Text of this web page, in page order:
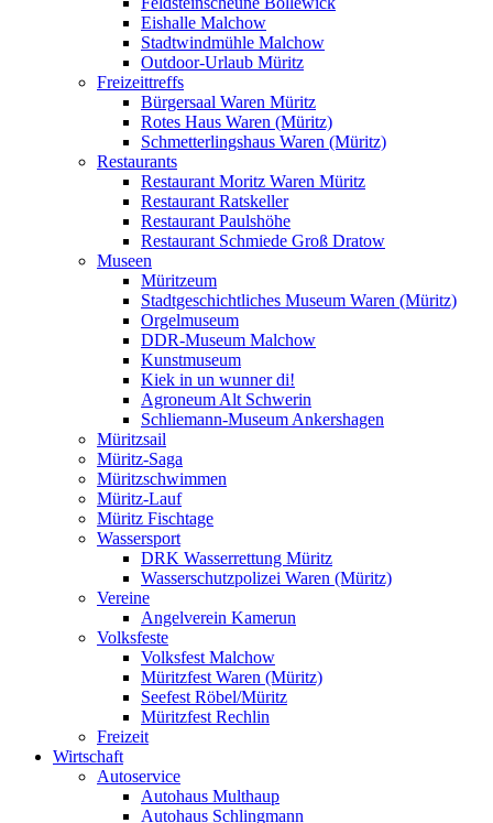
Eishalle Malchow
Stadtwindmühle Malchow
Outdoor-Urlaub Müritz
Freizeittreffs
Bürgersaal Waren Müritz
Rotes Haus Waren (Müritz)
Schmetterlingshaus Waren (Müritz)
Restaurants
Restaurant Moritz Waren Müritz
Restaurant Ratskeller
Restaurant Paulshöhe
Restaurant Schmiede Groß Dratow
Museen
Müritzeum
Stadtgeschichtliches Museum Waren (Müritz)
Orgelmuseum
DDR-Museum Malchow
Kunstmuseum
Kiek in un wunner di!
Agroneum Alt Schwerin
Schliemann-Museum Ankershagen
Müritzsail
Müritz-Saga
Müritzschwimmen
Müritz-Lauf
Müritz Fischtage
Wassersport
DRK Wasserrettung Müritz
Wasserschutzpolizei Waren (Müritz)
Vereine
Angelverein Kamerun
Volksfeste
Volksfest Malchow
Müritzfest Waren (Müritz)
Seefest Röbel/Müritz
Müritzfest Rechlin
Freizeit
Wirtschaft
Autoservice
Autohaus Multhaup
Autohaus Schlingmann